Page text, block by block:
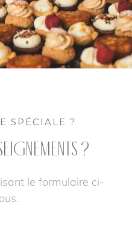
SPÉCIALE ?
?
le formulaire ci-